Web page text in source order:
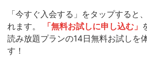
「今すぐ入会する」をタップすると
れます。
「無料お試しに申し込む」
読み放題プランの14日無料お試しを
す！